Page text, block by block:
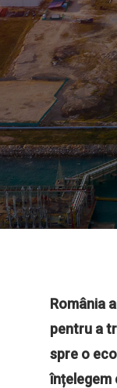
România
pentru a
spre o
înțelegem